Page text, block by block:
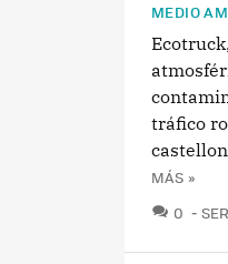
MEDIO
tráfico
MÁS »
0